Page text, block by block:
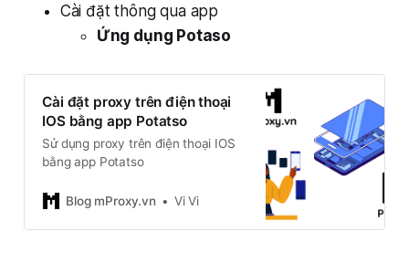
doanh, marketing nuôi tài khoản
Facebook v.v…
Cài đặt thông qua app
Ứng dụng Potaso
Cài đặt proxy trên điện thoại
IOS bằng app Potatso
Sử dụng proxy trên điện thoại IOS
bằng app Potatso
Blog mProxy.vn Vi Vi